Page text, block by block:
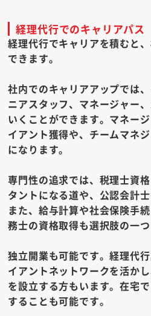
経理代行でのキャリアパス
経理代行でキャリアを積むと
できます。
社内でのキャリアアップでは
ニアスタッフ、マネージャー
いくことができます。マネー
イアント獲得や、チームマネ
になります。
専門性の追求では、税理士資
タントになる道や、公認会計
また、給与計算や社会保険手
務士の資格取得も選択肢の一つ
独立開業も可能です。経理代
イアントネットワークを活か
を設立する方もいます。在宅
することも可能です。